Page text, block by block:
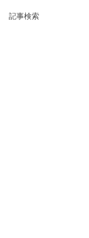
記事検索